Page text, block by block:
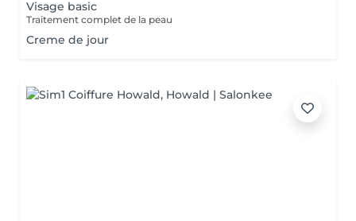
Visage basic
Traitement complet de la peau
Creme de jour